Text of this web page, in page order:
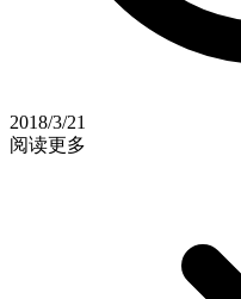
2018/3/21
阅读更多